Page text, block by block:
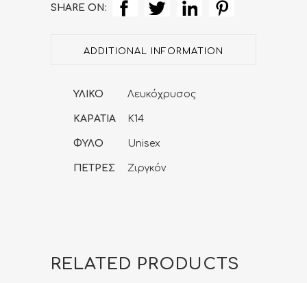
SHARE ON:
ADDITIONAL INFORMATION
ΥΛΙΚΟ Λευκόχρυσος
ΚΑΡΑΤΙΑ K14
ΦΥΛΟ Unisex
ΠΕΤΡΕΣ Ζιργκόν
RELATED PRODUCTS